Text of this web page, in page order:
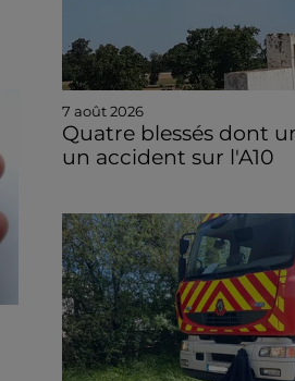
7 août 2026
Quatre blessés dont
un accident sur l'A10